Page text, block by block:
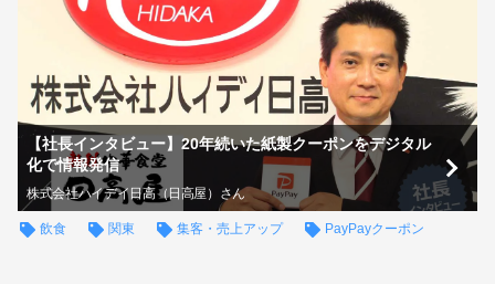
【社長インタビュー】20年続いた紙製クーポンをデジタル
化で情報発信
株式会社ハイデイ日高（日高屋）さん
飲食 関東 集客・売上アップ PayPayクーポン